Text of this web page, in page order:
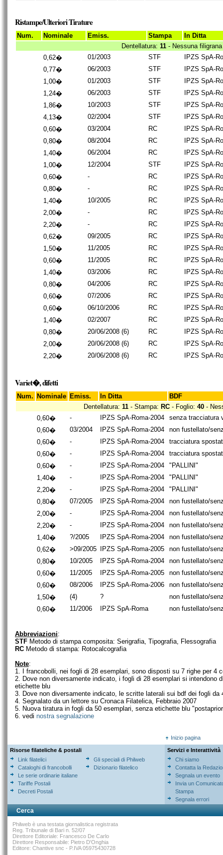
Ristampe/Ulteriori Tirature
Num. Nominale Emiss. Stampa
In Ditta
Dentellatura: 11 - Nessuna filigrana
0,62�
01/2003 STF
IPZS SpA-
0,77�
06/2003 STF
IPZS SpA-
1,00�
01/2003 STF
IPZS SpA-
1,24�
06/2003 STF
IPZS SpA-
1,86�
10/2003 STF
IPZS SpA-
4,13�
02/2004 STF
IPZS SpA-
0,60�
03/2004 RC
IPZS SpA-
0,80�
08/2004 RC
IPZS SpA-
1,40�
06/2004 RC
IPZS SpA-
1,00�
12/2004 STF
IPZS SpA-
0,60�
- RC
IPZS SpA-
0,80�
- RC
IPZS SpA-
1,40�
10/2005 RC
IPZS SpA-
2,00�
- RC
IPZS SpA-
2,20�
- RC
IPZS SpA-
0,62�
09/2005 RC
IPZS SpA-
1,50�
11/2005 RC
IPZS SpA-
0,60�
11/2005 RC
IPZS SpA-
1,40�
03/2006 RC
IPZS SpA-
0,80�
04/2006 RC
IPZS SpA-
0,60�
07/2006 RC
IPZS SpA-
0,60�
06/10/2006 RC
IPZS SpA-
1,40�
02/2007 RC
IPZS SpA-
0,80�
20/06/2008 (6) RC
IPZS SpA-
2,00�
20/06/2008 (6) RC
IPZS SpA-
2,20�
20/06/2008 (6) RC IPZS SpA-
Variet�, difetti
Num. Nominale Emiss. In Ditta
BDF
Dentellatura: 11 - Stampa: RC - Foglio: 40 -
0,60�
- IPZS SpA-Roma-2004
senza tracciatura
0,60�
03/2004 IPZS SpA-Roma-2004
non fustellato/
0,60�
- IPZS SpA-Roma-2004
tracciatura
0,60�
- IPZS SpA-Roma-2004
tracciatura
0,60�
- IPZS SpA-Roma-2004
"PALLINI"
1,40�
- IPZS SpA-Roma-2004
"PALLINI"
2,20�
- IPZS SpA-Roma-2004
"PALLINI"
0,80�
07/2005 IPZS SpA-Roma-2004
non fustellato/
2,00�
- IPZS SpA-Roma-2004
non fustellato/
2,20�
- IPZS SpA-Roma-2004
non fustellato/
1,40�
?/2005 IPZS SpA-Roma-2004
non fustellato/
0,62�
>09/2005 IPZS SpA-Roma-2005
non fustellato/
0,80�
10/2005 IPZS SpA-Roma-2004
non fustellato/
0,60�
11/2005 IPZS SpA-Roma-2005
non fustellato/
0,60�
08/2006 IPZS SpA-Roma-2006
non fustellato/
1,50�
(4) ?
non fustellato/
0,60�
11/2006 IPZS SpA-Roma non fustellato/
Abbreviazioni:
STF Metodo di stampa composita: Serigrafia, Tipografia, Flessografia
RC Metodo di stampa: Rotocalcografia
Note:
1. I francobolli, nei fogli di 28 esemplari, sono disposti su 7 righe per 4
2. Dove non diversamente indicato, i fogli di 28 esemplari si intendono
etichette blu
3. Dove non diversamente indicato, le scritte laterali sui bdf dei fogli da
4. Segnalato da un lettore su Cronaca Filatelica, Febbraio 2007
5. Nuova tiratura in fogli da 50 esemplari, senza etichette blu
6. vedi nostra segnalazione
Inizio pagina
Risorse filateliche & postali
Link filatelici
Cataloghi di francobolli
Le serie ordinarie italiane
Tariffe Postali
Decreti Postali
Gli speciali di Philweb
Dizionario filatelico
Servizi e Interattività
Chi siamo
Contatta la
Segnala un evento
Invia un
Stampa
Segnala errori
Cerca
Philweb è una testata giornalistica registrata
Reg. Tribunale di Bari n. 52/07
Direttore Editoriale: Francesco De Carlo
Direttore Responsabile: Pietro D'Onghia
Editore: Chantive snc - P.IVA 05975430728